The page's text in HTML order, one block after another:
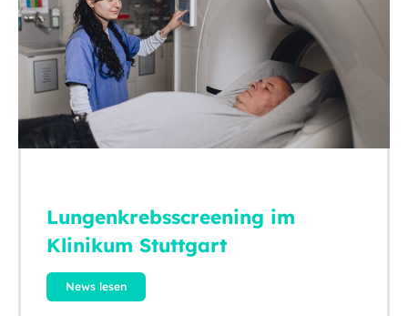
Lungenkrebsscreening im
Klinikum Stuttgart
News lesen